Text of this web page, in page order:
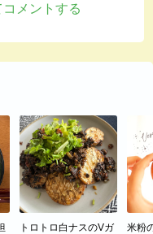
メントする
トロトロ白ナスのVガ
米粉